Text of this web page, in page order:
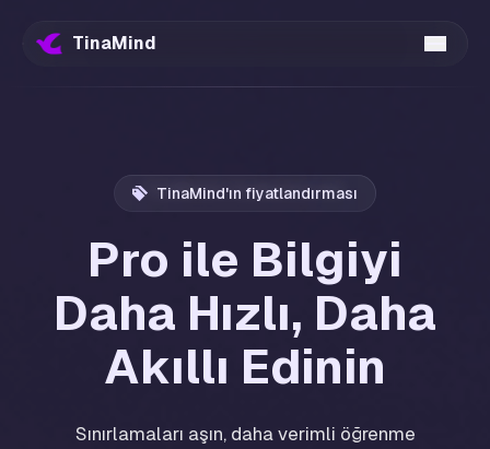
TinaMind
TinaMind'ın fiyatlandırması
Pro ile Bilgiyi
Daha Hızlı, Daha
Akıllı Edinin
Sınırlamaları aşın, daha verimli öğrenme